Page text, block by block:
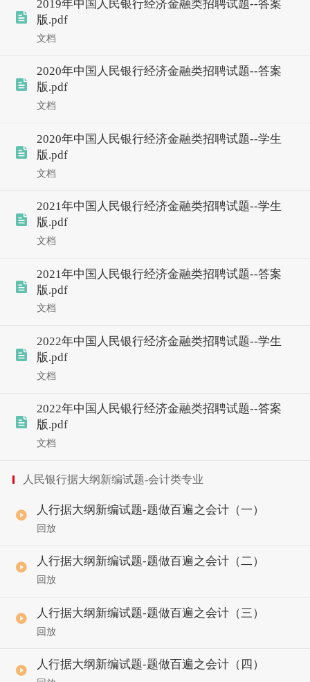
2019年中国人民银行经济金融类招聘试题--答案
版.pdf
文档
2020年中国人民银行经济金融类招聘试题--答案
版.pdf
文档
2020年中国人民银行经济金融类招聘试题--学生
版.pdf
文档
2021年中国人民银行经济金融类招聘试题--学生
版.pdf
文档
2021年中国人民银行经济金融类招聘试题--答案
版.pdf
文档
2022年中国人民银行经济金融类招聘试题--学生
版.pdf
文档
2022年中国人民银行经济金融类招聘试题--答案
版.pdf
文档
人民银行据大纲新编试题-会计类专业
人行据大纲新编试题-题做百遍之会计（一）
回放
人行据大纲新编试题-题做百遍之会计（二）
回放
人行据大纲新编试题-题做百遍之会计（三）
回放
人行据大纲新编试题-题做百遍之会计（四）